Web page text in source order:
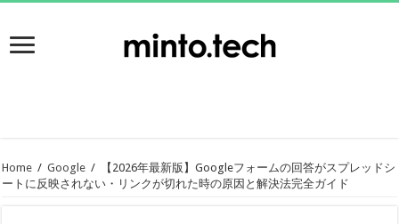
Home / Google /
【2026年最新版】Googleフォームの回答がスプレッドシ
ートに反映されない・リンクが切れた時の原因と解決法完全ガイド